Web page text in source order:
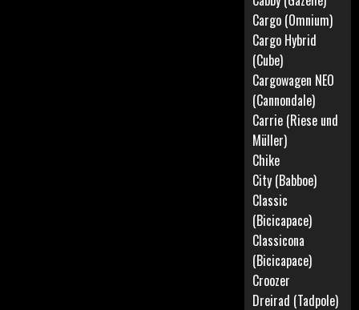
Cargo (Omnium)
Cargo Hybrid
(Cube)
Cargowagen NEO
(Cannondale)
Carrie (Riese und
Müller)
Chike
City (Babboe)
Classic
(Bicicapace)
Classicona
(Bicicapace)
Croozer
Dreirad (Tadpole)